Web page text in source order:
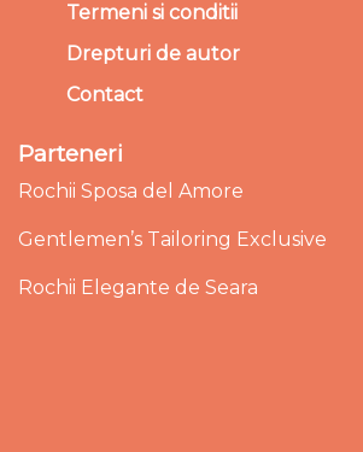
Termeni si conditii
Drepturi de autor
Contact
Parteneri
Rochii Sposa del Amore
Gentlemen’s Tailoring Exclusive
Rochii Elegante de Seara